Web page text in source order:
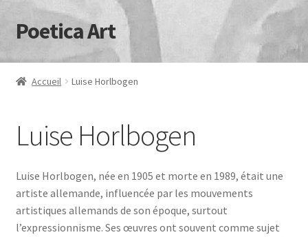
Aller
à
la
navigation
Aller
au
contenu
Poetica Art
Accueil Luise Horlbogen
Luise Horlbogen
Luise Horlbogen, née en 1905 et morte en 1989, était une
artiste allemande, influencée par les mouvements
artistiques allemands de son époque, surtout
l’expressionnisme. Ses œuvres ont souvent comme sujet